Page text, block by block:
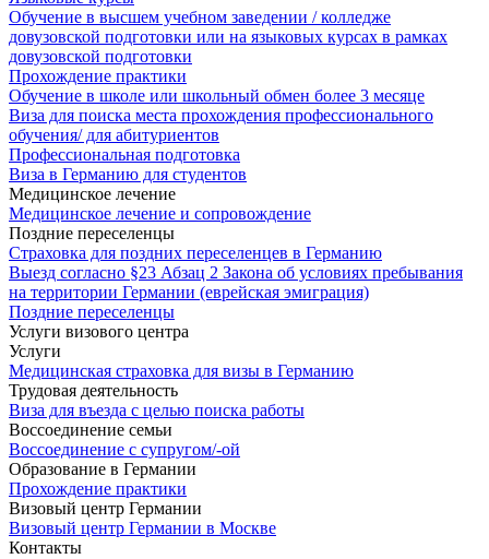
Обучение в высшем учебном заведении / колледже
довузовской подготовки или на языковых курсах в рамках
довузовской подготовки
Прохождение практики
Обучение в школе или школьный обмен более 3 месяце
Виза для поиска места прохождения профессионального
обучения/ для абитуриентов
Профессиональная подготовка
Виза в Германию для студентов
Медицинское лечение
Медицинское лечение и сопровождение
Поздние переселенцы
Страховка для поздних переселенцев в Германию
Выезд согласно §23 Абзац 2 Закона об условиях пребывания
на территории Германии (еврейская эмиграция)
Поздние переселенцы
Услуги визового центра
Услуги
Медицинская страховка для визы в Германию
Трудовая деятельность
Виза для въезда с целью поиска работы
Воссоединение семьи
Воссоединение с супругом/-ой
Образование в Германии
Прохождение практики
Визовый центр Германии
Визовый центр Германии в Москве
Контакты